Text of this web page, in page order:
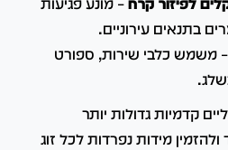
בתנאים עירוניים.
– משמש כלבי שירות, ספורט
קדמיות גדולות יותר
מידות נפרדות לכל זוג